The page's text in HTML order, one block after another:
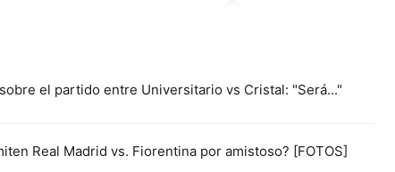
el partido entre Universitario vs Cristal: "Será..."
Real Madrid vs. Fiorentina por amistoso? [FOTOS]